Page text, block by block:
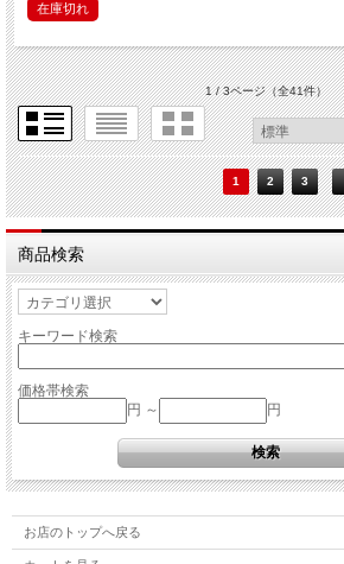
在庫切れ
1 / 3ページ（全41件）
1 2 3
商品検索
キーワード検索
価格帯検索
円 ～
円
お店のトップへ戻る